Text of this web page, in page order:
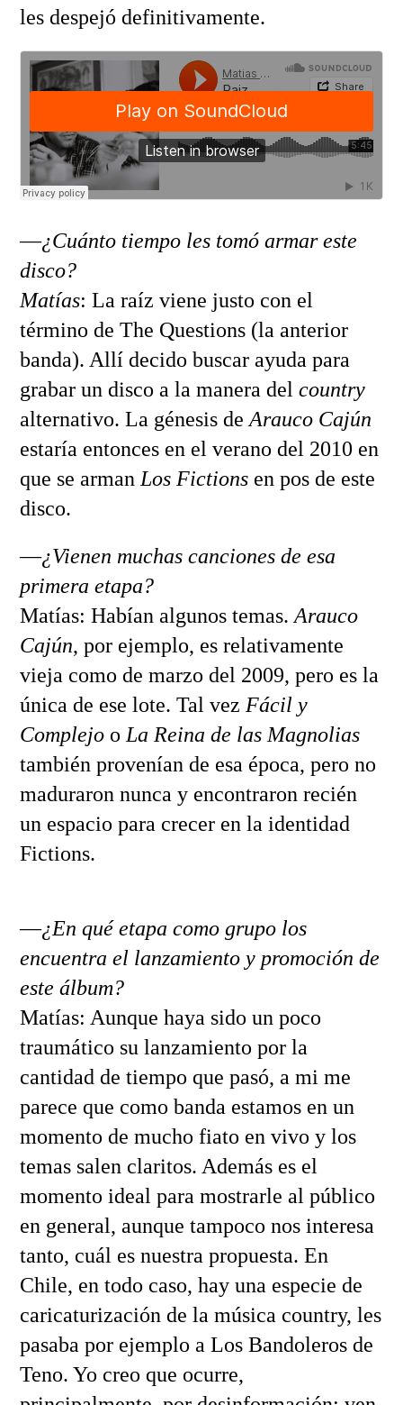
les despejó definitivamente.
—¿Cuánto tiempo les tomó armar este
disco?
Matías: La raíz viene justo con el
término de The Questions (la anterior
banda). Allí decido buscar ayuda para
grabar un disco a la manera del country
alternativo. La génesis de Arauco Cajún
estaría entonces en el verano del 2010 en
que se arman Los Fictionsen pos de este
disco.
—¿Vienen muchas canciones de esa
primera etapa?
Matías: Habían algunos temas. Arauco
Cajún, por ejemplo, es relativamente
vieja como de marzo del 2009, pero es la
única de ese lote. Tal vez Fácil y
Complejoo La Reina de las Magnolias
también provenían de esa época, pero no
maduraron nunca y encontraron recién
un espacio para crecer en la identidad
Fictions.
—¿En qué etapa como grupo los
encuentra el lanzamiento y promoción de
este álbum?
Matías: Aunque haya sido un poco
traumático su lanzamiento por la
cantidad de tiempo que pasó, a mi me
parece que como banda estamos en un
momento de mucho fiato en vivo y los
temas salen claritos. Además es el
momento ideal para mostrarle al público
en general, aunque tampoco nos interesa
tanto, cuál es nuestra propuesta. En
Chile, en todo caso, hay una especie de
caricaturización de la música country, les
pasaba por ejemplo a Los Bandoleros de
Teno. Yo creo que ocurre,